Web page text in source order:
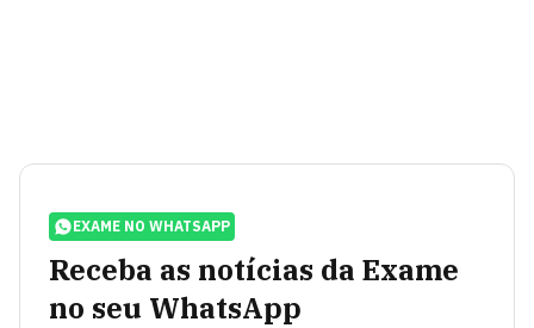
EXAME NO WHATSAPP
Receba as notícias da Exame
no seu WhatsApp